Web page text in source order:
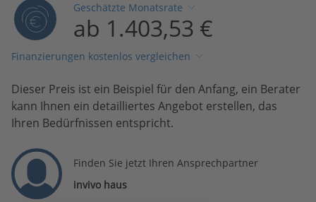
Geschätzte Monatsrate
ab 1.403,53 €
Finanzierungen kostenlos vergleichen
Dieser Preis ist ein Beispiel für den Anfang, ein Berater
kann Ihnen ein detailliertes Angebot erstellen, das
Ihren Bedürfnissen entspricht.
Finden Sie jetzt Ihren Ansprechpartner
invivo haus